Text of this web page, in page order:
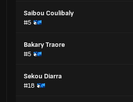
Saibou Coulibaly
#5
Bakary Traore
#5
Sekou Diarra
#18